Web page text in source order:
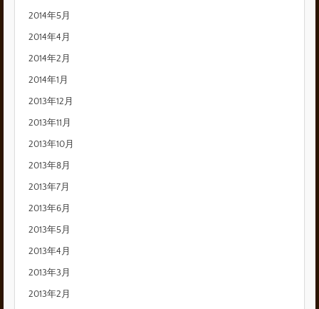
2014年5月
2014年4月
2014年2月
2014年1月
2013年12月
2013年11月
2013年10月
2013年8月
2013年7月
2013年6月
2013年5月
2013年4月
2013年3月
2013年2月